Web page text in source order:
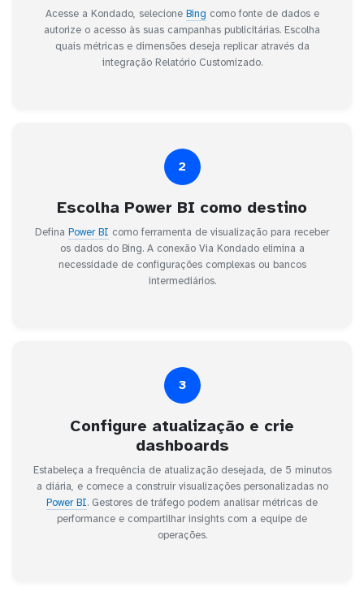
Acesse a Kondado, selecione Bing como fonte de dados e
autorize o acesso às suas campanhas publicitárias. Escolha
quais métricas e dimensões deseja replicar através da
integração Relatório Customizado.
2
Escolha Power BI como destino
Defina Power BI como ferramenta de visualização para receber
os dados do Bing. A conexão Via Kondado elimina a
necessidade de configurações complexas ou bancos
intermediários.
3
Configure atualização e crie
dashboards
Estabeleça a frequência de atualização desejada, de 5 minutos
a diária, e comece a construir visualizações personalizadas no
Power BI. Gestores de tráfego podem analisar métricas de
performance e compartilhar insights com a equipe de
operações.